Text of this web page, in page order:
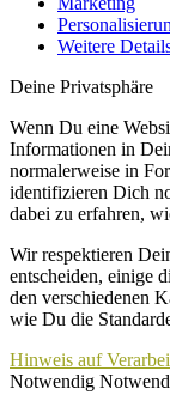
Weitere
Deine Privatsphäre
Wenn Du eine
Informationen in
normalerweise in
identifizieren Dich
dabei zu erfahren,
Wir respektieren
entscheiden, einige
den verschiedenen
wie Du die
Hinweis auf
Notwendig